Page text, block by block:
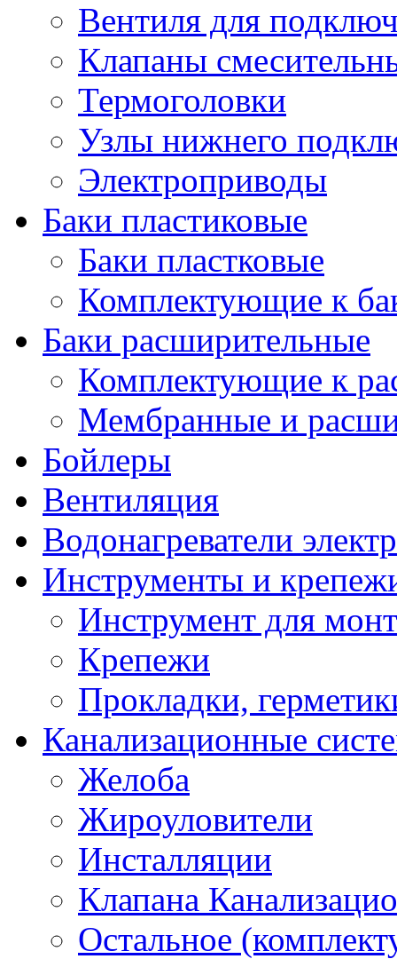
Вентиля для
Клапаны
Термоголовки
Узлы нижнего
Электроприводы
Баки пластиковые
Баки пластковые
Комплектующие к
Баки расширительные
Комплектующие к
Мембранные и
Бойлеры
Вентиляция
Водонагреватели
Инструменты и
Инструмент для
Крепежи
Прокладки,
Канализационные
Желоба
Жироуловители
Инсталляции
Клапана
Остальное